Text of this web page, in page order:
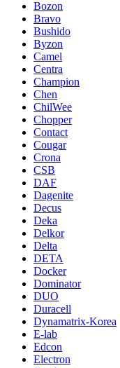
Bozon
Bravo
Bushido
Byzon
Camel
Centra
Champion
Chen
ChilWee
Chopper
Contact
Cougar
Crona
CSB
DAF
Dagenite
Decus
Deka
Delkor
Delta
DETA
Docker
Dominator
DUO
Duracell
Dynamatrix-Korea
E-lab
Edcon
Electron